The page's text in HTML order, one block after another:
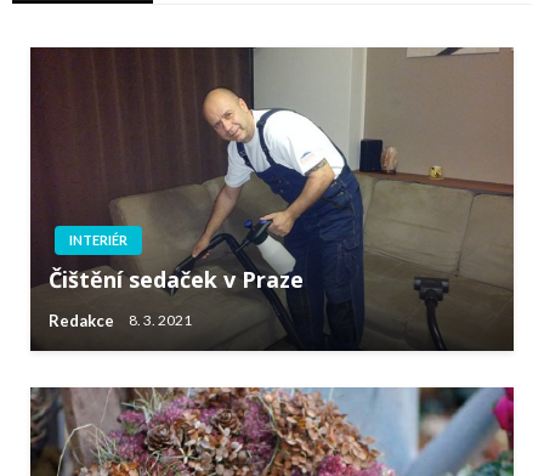
INTERIÉR
Čištění sedaček v Praze
Redakce 8. 3. 2021